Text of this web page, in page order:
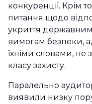
конкуренції. Крім
питання щодо
укриття
вимогам безпеки,
їхніми словами, не
класу захисту.
Паралельно
виявили низку